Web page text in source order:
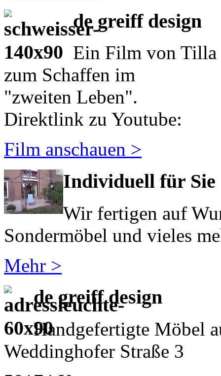
de greiff design
Ein Film von Tilla
zum Schaffen im
"zweiten Leben".
Direktlink zu Youtube:
Film anschauen >
Individuell für Sie
Wir fertigen auf
Sondermöbel und vieles
Mehr >
de greiff design
Handgefertigte Möbel
Weddinghofer Straße 3